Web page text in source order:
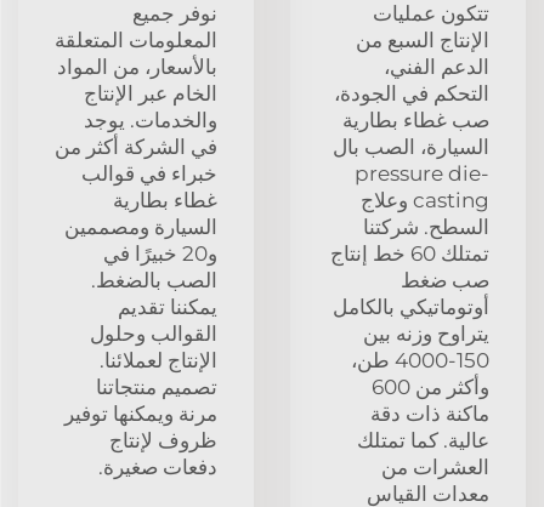
تتكون عمليات
الإنتاج السبع من
الدعم الفني،
التحكم في الجودة،
صب غطاء بطارية
السيارة، الصب بال
pressure die-
casting وعلاج
السطح. شركتنا
تمتلك 60 خط إنتاج
صب ضغط
أوتوماتيكي بالكامل
يتراوح وزنه بين
150-4000 طن،
وأكثر من 600
ماكنة ذات دقة
عالية. كما تمتلك
العشرات من
معدات القياس
نوفر جميع
المعلومات المتعلقة
بالأسعار، من المواد
الخام عبر الإنتاج
والخدمات. يوجد
في الشركة أكثر من
خبراء في قوالب
غطاء بطارية
السيارة ومصممين
و20 خبيرًا في
الصب بالضغط.
يمكننا تقديم
القوالب وحلول
الإنتاج لعملائنا.
تصميم منتجاتنا
مرنة ويمكنها توفير
ظروف لإنتاج
دفعات صغيرة.